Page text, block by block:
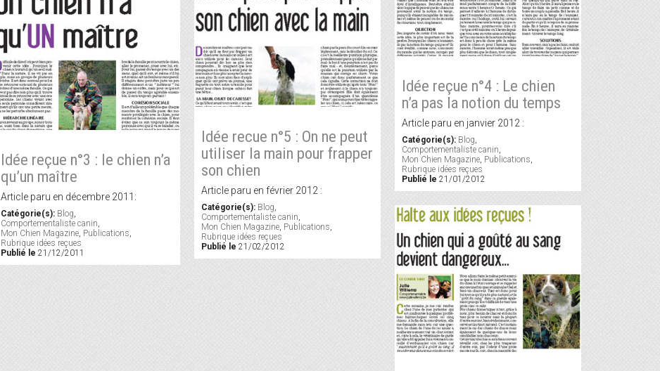
Idée recue n°5 : On ne peut
utiliser la main pour frapper
son chien
Article paru en février 2012 :
Catégorie(s): Blog,
Comportementaliste canin,
Mon Chien Magazine, Publications,
Rubrique idées reçues
Publié le 21/02/2012
Idée reçue n°4 : Le chien
n’a pas la notion du temps
Article paru en janvier 2012 :
Catégorie(s): Blog,
Comportementaliste canin,
Mon Chien Magazine, Publications,
Rubrique idées reçues
Publié le 21/01/2012
Idée reçue n°3 : le chien n’a
qu’un maître
Article paru en décembre 2011:
Catégorie(s): Blog,
Comportementaliste canin,
Mon Chien Magazine, Publications,
Rubrique idées reçues
Publié le 21/12/2011